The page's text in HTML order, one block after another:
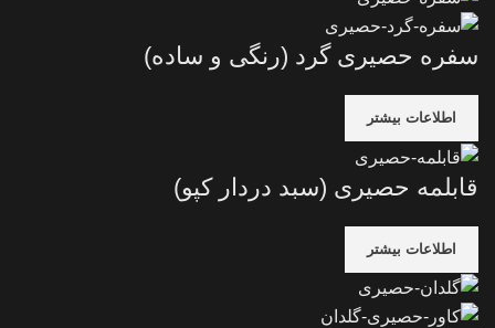
سفره حصیری گرد (رنگی و ساده)
اطلاعات بیشتر
قابلمه حصیری (سبد دردار کپو)
اطلاعات بیشتر